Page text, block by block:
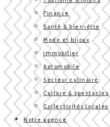
Finance
Santé & bien-être
Mode et bijoux
Immobilier
Automobile
Secteur culinaire
Culture & spectacles
Collectivités locales
Notre agence